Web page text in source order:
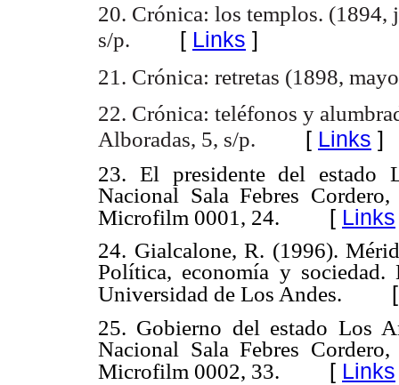
20. Crónica: los templos. (1894,
s/p. [ Links ]
21. Crónica: retretas (1898,
22. Crónica: teléfonos y
Alboradas, 5, s/p. [ Links ]
23. El presidente del estado
Nacional Sala Febres
Microfilm 0001, 24. [ Links
24. Gialcalone, R. (1996).
Política, economía y
Universidad de Los Andes.
25. Gobierno del estado Los
Nacional Sala Febres
Microfilm 0002, 33. [ Links